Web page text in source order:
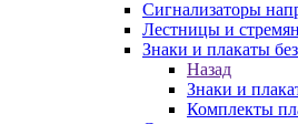
Сигнализаторы
Лестницы и
Знаки и плакаты
Назад
Знаки и
Комплекты